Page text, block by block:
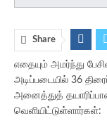
Share
எதையும் அமர்ந்து
அடிப்படையில் 36
அனைத்துத்
வெளியிட்டுள்ளார்கள்: